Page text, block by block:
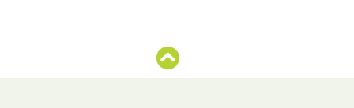
Αλίπαστα Ψαρικά